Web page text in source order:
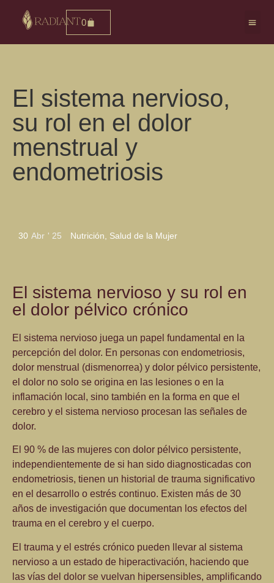
0
El sistema nervioso,
su rol en el dolor
menstrual y
endometriosis
30 Abr ' 25 Nutrición Salud de la Mujer
El sistema nervioso y su rol en
el dolor pélvico crónico
El sistema nervioso juega un papel fundamental en la
percepción del dolor. En personas con endometriosis,
dolor menstrual (dismenorrea) y dolor pélvico persistente,
el dolor no solo se origina en las lesiones o en la
inflamación local, sino también en la forma en que el
cerebro y el sistema nervioso procesan las señales de
dolor.
El 90 % de las mujeres con dolor pélvico persistente,
independientemente de si han sido diagnosticadas con
endometriosis, tienen un historial de trauma significativo
en el desarrollo o estrés continuo. Existen más de 30
años de investigación que documentan los efectos del
trauma en el cerebro y el cuerpo.
El trauma y el estrés crónico pueden llevar al sistema
nervioso a un estado de hiperactivación, haciendo que
las vías del dolor se vuelvan hipersensibles, amplificando